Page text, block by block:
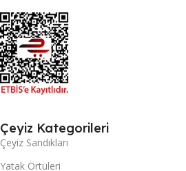
Çeyiz Kategorileri
Çeyiz Sandıkları
Yatak Örtüleri